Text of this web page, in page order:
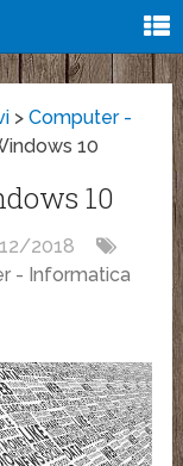
>Computer -
10
10
2018
- Informatica